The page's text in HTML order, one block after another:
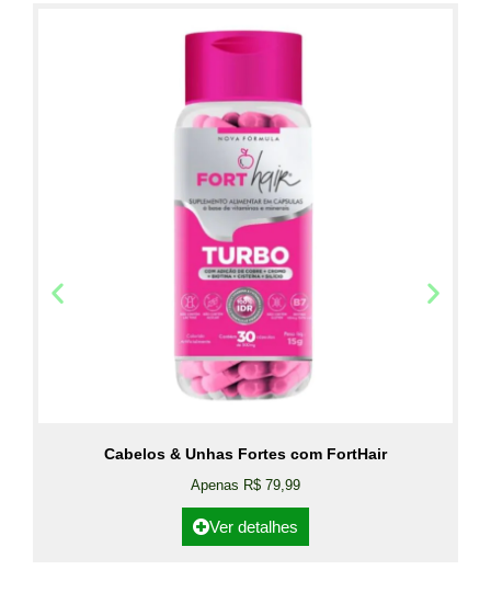
Cabelos & Unhas Fortes com FortHair
Apenas R$ 79,99
Ver detalhes